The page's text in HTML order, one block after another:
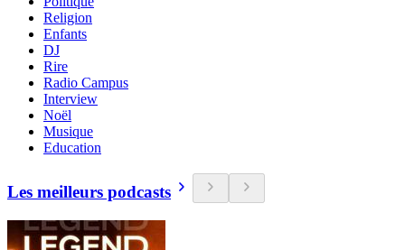
Religion
Enfants
DJ
Rire
Radio Campus
Interview
Noël
Musique
Education
Les meilleurs podcasts